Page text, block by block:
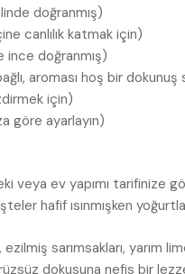
doğranmış)
canlılık katmak için)
ince doğranmış)
aroması hoş bir dokunuş
için)
göre ayarlayın)
veya ev yapımı tarifinize
hafif ısınmışken
sarımsakları, yarım
dokusuna nefis bir